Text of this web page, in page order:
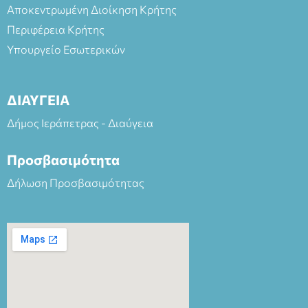
Αποκεντρωμένη Διοίκηση Κρήτης
Περιφέρεια Κρήτης
Υπουργείο Εσωτερικών
ΔΙΑΥΓΕΙΑ
Δήμος Ιεράπετρας - Διαύγεια
Προσβασιμότητα
Δήλωση Προσβασιμότητας